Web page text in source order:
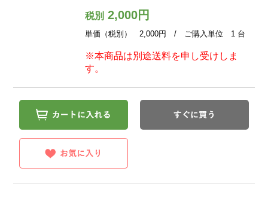
税別2,000円
単価（税別） 2,000円 / ご購入単位 1 台
※本商品は別途送料を申し受けしま
す。